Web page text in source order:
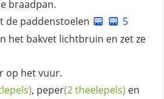
braadpan.
de paddenstoelen
5
het bakvet lichtbruin en zet ze
op het vuur.
, peper(2 theelepels) en